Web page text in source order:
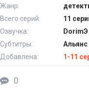
Жанр:
Всего серий:
11
Озвучка:
DorimЭ
Субтитры:
Альянс
Добавлена:
1-11
0